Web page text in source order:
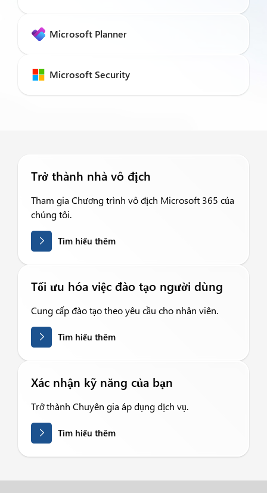
Microsoft Planner
Microsoft Security
Trở thành nhà vô địch
Tham gia Chương trình vô địch Microsoft 365 của
chúng tôi.
Tìm hiểu thêm
Tối ưu hóa việc đào tạo người dùng
Cung cấp đào tạo theo yêu cầu cho nhân viên.
Tìm hiểu thêm
Xác nhận kỹ năng của bạn
Trở thành Chuyên gia áp dụng dịch vụ.
Tìm hiểu thêm